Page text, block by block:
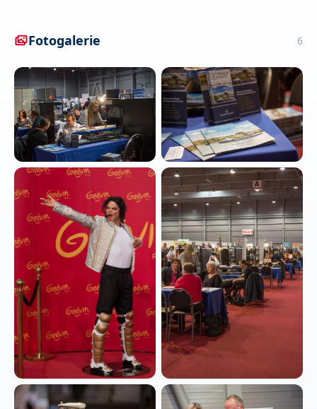
Fotogalerie 6